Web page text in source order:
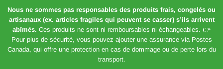
Nous ne sommes pas responsables des produits frais, congelés ou
artisanaux (ex. articles fragiles qui peuvent se casser) s’ils arrivent
abîmés. Ces produits ne sont ni remboursables ni échangeables. 👉
Pour plus de sécurité, vous pouvez ajouter une assurance via Postes
Canada, qui offre une protection en cas de dommage ou de perte lors du
transport.